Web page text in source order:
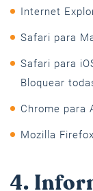
Internet
Safari para
Safari para
Bloquear
Chrome para
Mozilla
4.